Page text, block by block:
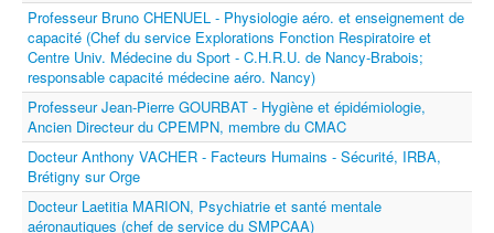
Professeur Bruno CHENUEL - Physiologie aéro. et enseignement de
capacité (Chef du service Explorations Fonction Respiratoire et
Centre Univ. Médecine du Sport - C.H.R.U. de Nancy-Brabois;
responsable capacité médecine aéro. Nancy)
Professeur Jean-Pierre GOURBAT - Hygiène et épidémiologie,
Ancien Directeur du CPEMPN, membre du CMAC
Docteur Anthony VACHER - Facteurs Humains - Sécurité, IRBA,
Brétigny sur Orge
Docteur Laetitia MARION, Psychiatrie et santé mentale
aéronautiques (chef de service du SMPCAA)